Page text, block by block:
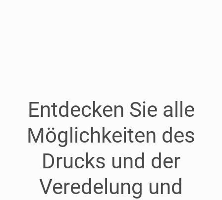
Entdecken Sie alle
Möglichkeiten des
Drucks und der
Veredelung und